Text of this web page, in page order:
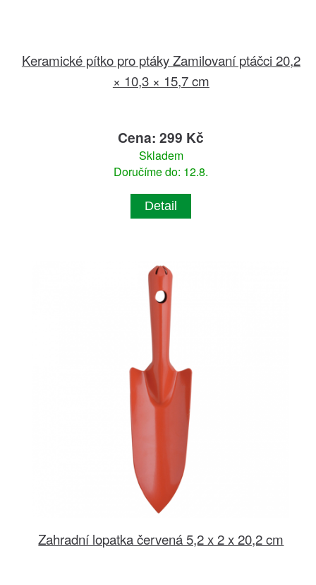
Keramické pítko pro ptáky Zamilovaní ptáčci 20,2
× 10,3 × 15,7 cm
Cena: 299 Kč
Skladem
Doručíme do: 12.8.
Detail
Zahradní lopatka červená 5,2 x 2 x 20,2 cm